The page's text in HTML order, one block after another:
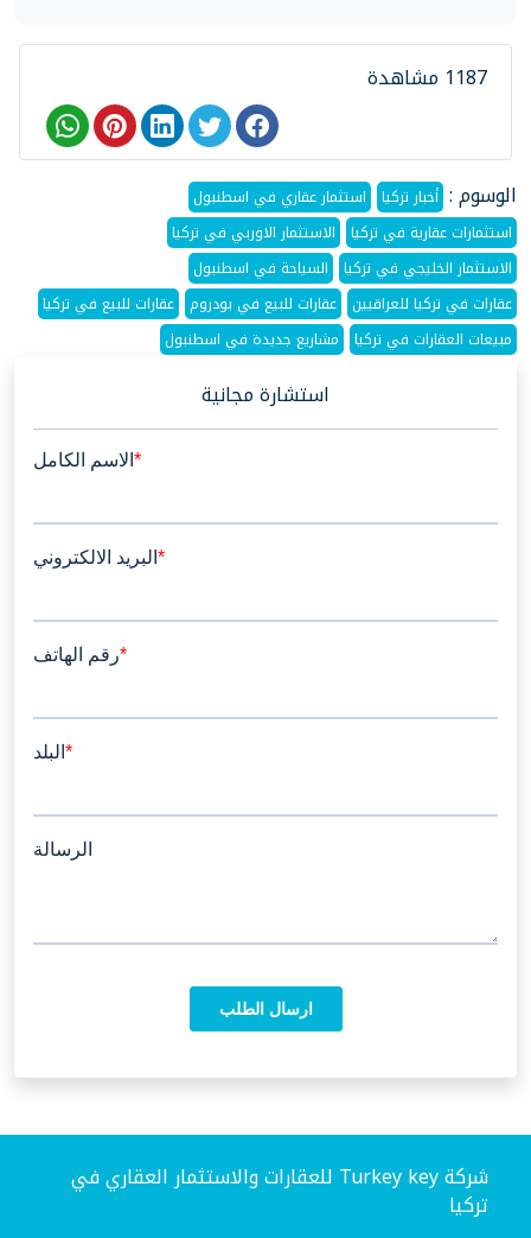
1187 مشاهدة
الوسوم : أخبار تركيا
استثمار عقاري في اسطنبول
استثمارات عقارية في تركيا
الاستثمار الاوربي في تركيا
الاستثمار الخليجي في تركيا
السياحة في اسطنبول
عقارات في تركيا للعراقيين
عقارات للبيع في بودروم عقارات للبيع في تركيا
مبيعات العقارات في تركيا
مشاريع جديدة في اسطنبول
استشارة مجانية
شركة Turkey key للعقارات والاستثمار العقاري في
تركيا